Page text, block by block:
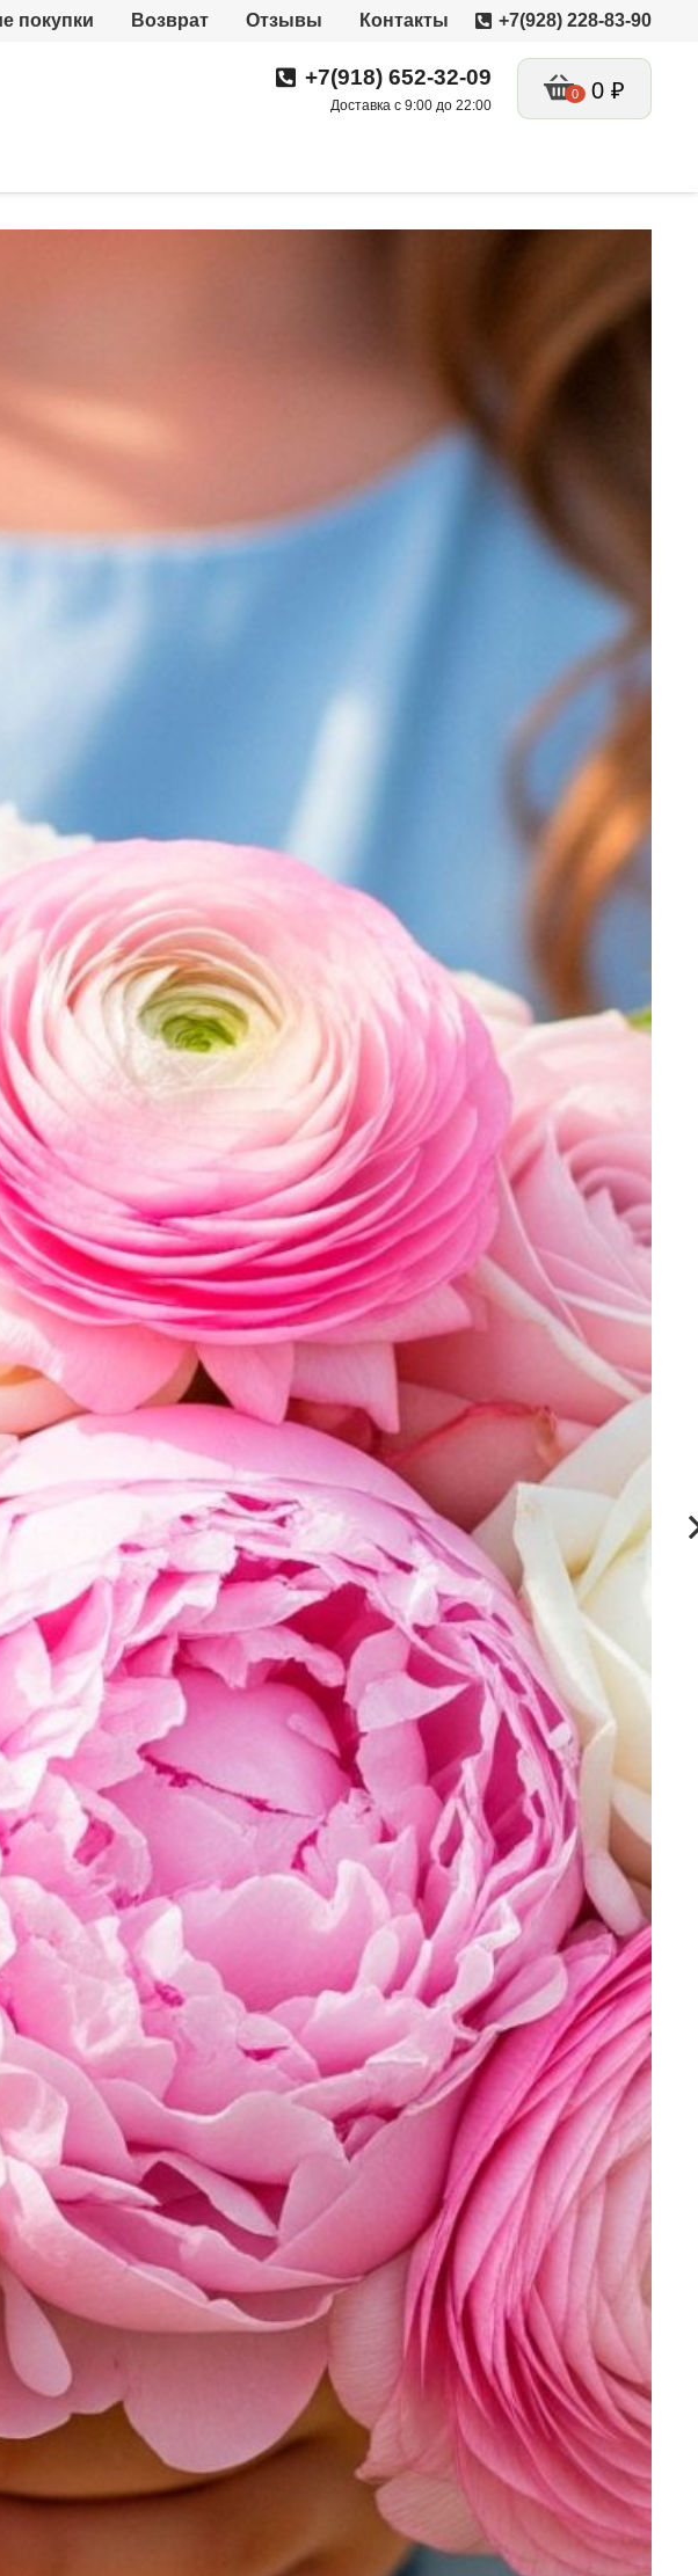
покупки Возврат Отзывы Контакты +7(928) 228-83-90
+7(918) 652-32-09
Доставка с 9:00 до 22:00
0 0 ₽